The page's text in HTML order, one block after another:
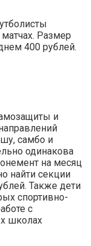
Размер
400 рублей.
и
самбо и
одинакова
на месяц
найти секции
Также дети
спортивно-
с
школах